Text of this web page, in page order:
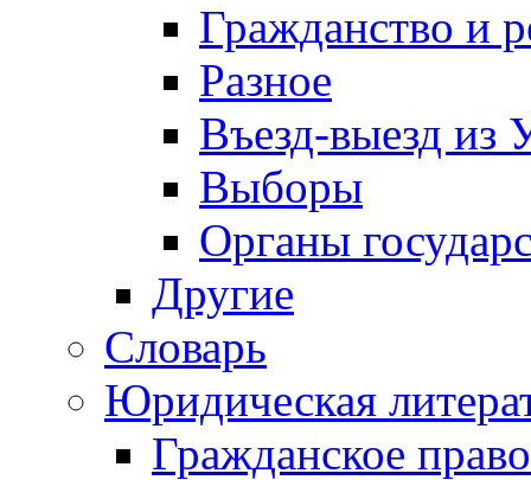
Гражданство и
Разное
Въезд-выезд из
Выборы
Органы
Другие
Словарь
Юридическая
Гражданское право